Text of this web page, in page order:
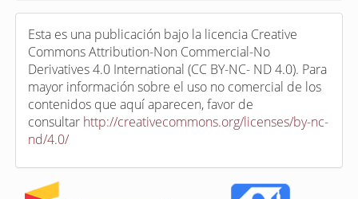
Esta es una publicación bajo la licencia Creative
Commons Attribution-Non Commercial-No
Derivatives 4.0 International (CC BY-NC- ND 4.0). Para
mayor información sobre el uso no comercial de los
contenidos que aquí aparecen, favor de
consultar http://creativecommons.org/licenses/by-nc-
nd/4.0/